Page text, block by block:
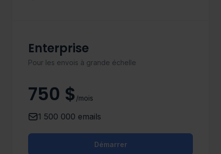
Enterprise
Pour les envois à grande échelle
750 $ /mois
1 500 000 emails
Démarrer